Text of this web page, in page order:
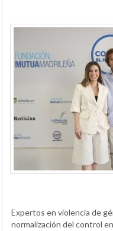
Expertos en violencia de
normalización del control